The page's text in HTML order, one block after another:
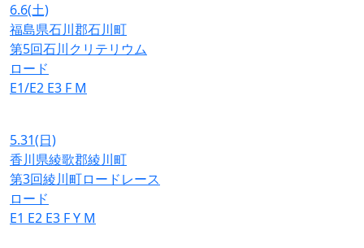
6.6(土)
福島県石川郡石川町
第5回石川クリテリウム
ロード
E1/E2 E3 F M
5.31(日)
香川県綾歌郡綾川町
第3回綾川町ロードレース
ロード
E1 E2 E3 FY M